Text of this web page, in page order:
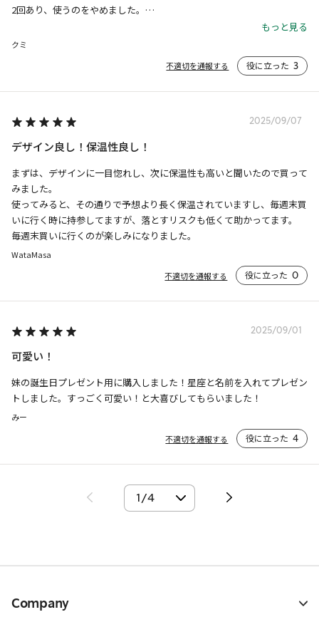
2回あり、使うのをやめました。
飲み口が大きく、持ちやすい、洗いやすくて気に入っていたのでとても
もっと見る
クミ
不適切を通報する
役に立った 3
2025/09/07
デザイン良し！保温性良し！
まずは、デザインに一目惚れし、次に保温性も高いと聞いたので買って
みました。
使ってみると、その通りで予想より長く保温されていますし、毎週末買
いに行く時に持参してますが、落とすリスクも低くて助かってます。
毎週末買いに行くのが楽しみになりました。
WataMasa
不適切を通報する
役に立った 0
2025/09/01
可愛い！
妹の誕生日プレゼント用に購入しました！星座と名前を入れてプレゼン
トしました。すっごく可愛い！と大喜びしてもらいました！
みー
不適切を通報する
役に立った 4
Company